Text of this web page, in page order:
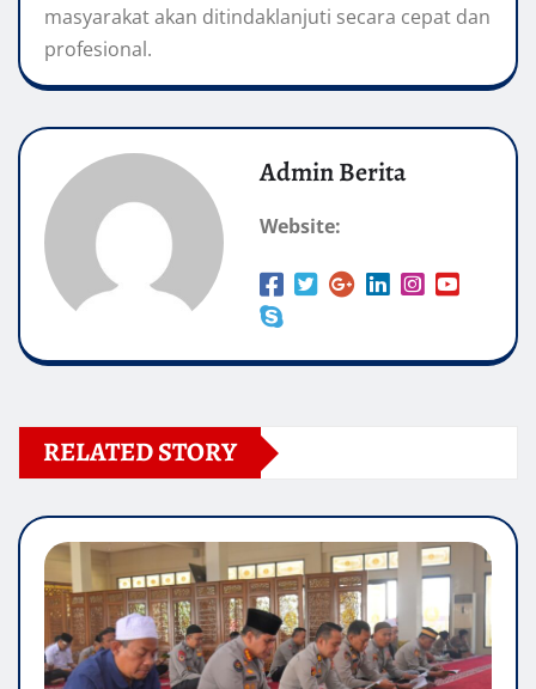
masyarakat akan ditindaklanjuti secara cepat dan
profesional.
Admin Berita
Website:
RELATED STORY